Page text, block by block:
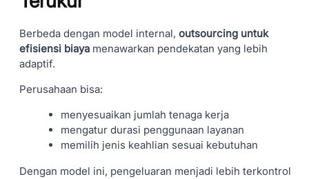
Berbeda dengan model internal, outsourcing untuk
efisiensi biaya menawarkan pendekatan yang lebih
adaptif.
Perusahaan bisa:
menyesuaikan jumlah tenaga kerja
mengatur durasi penggunaan layanan
memilih jenis keahlian sesuai kebutuhan
Dengan model ini, pengeluaran menjadi lebih terkontrol